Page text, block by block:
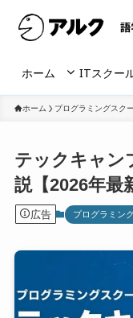
ホーム ITスクー
ホーム プログラミングスク
テックキャン
説【2026年最
広告 プログラミン